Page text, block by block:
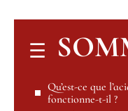
Qu’est-ce que
fonctionne-t-il ?